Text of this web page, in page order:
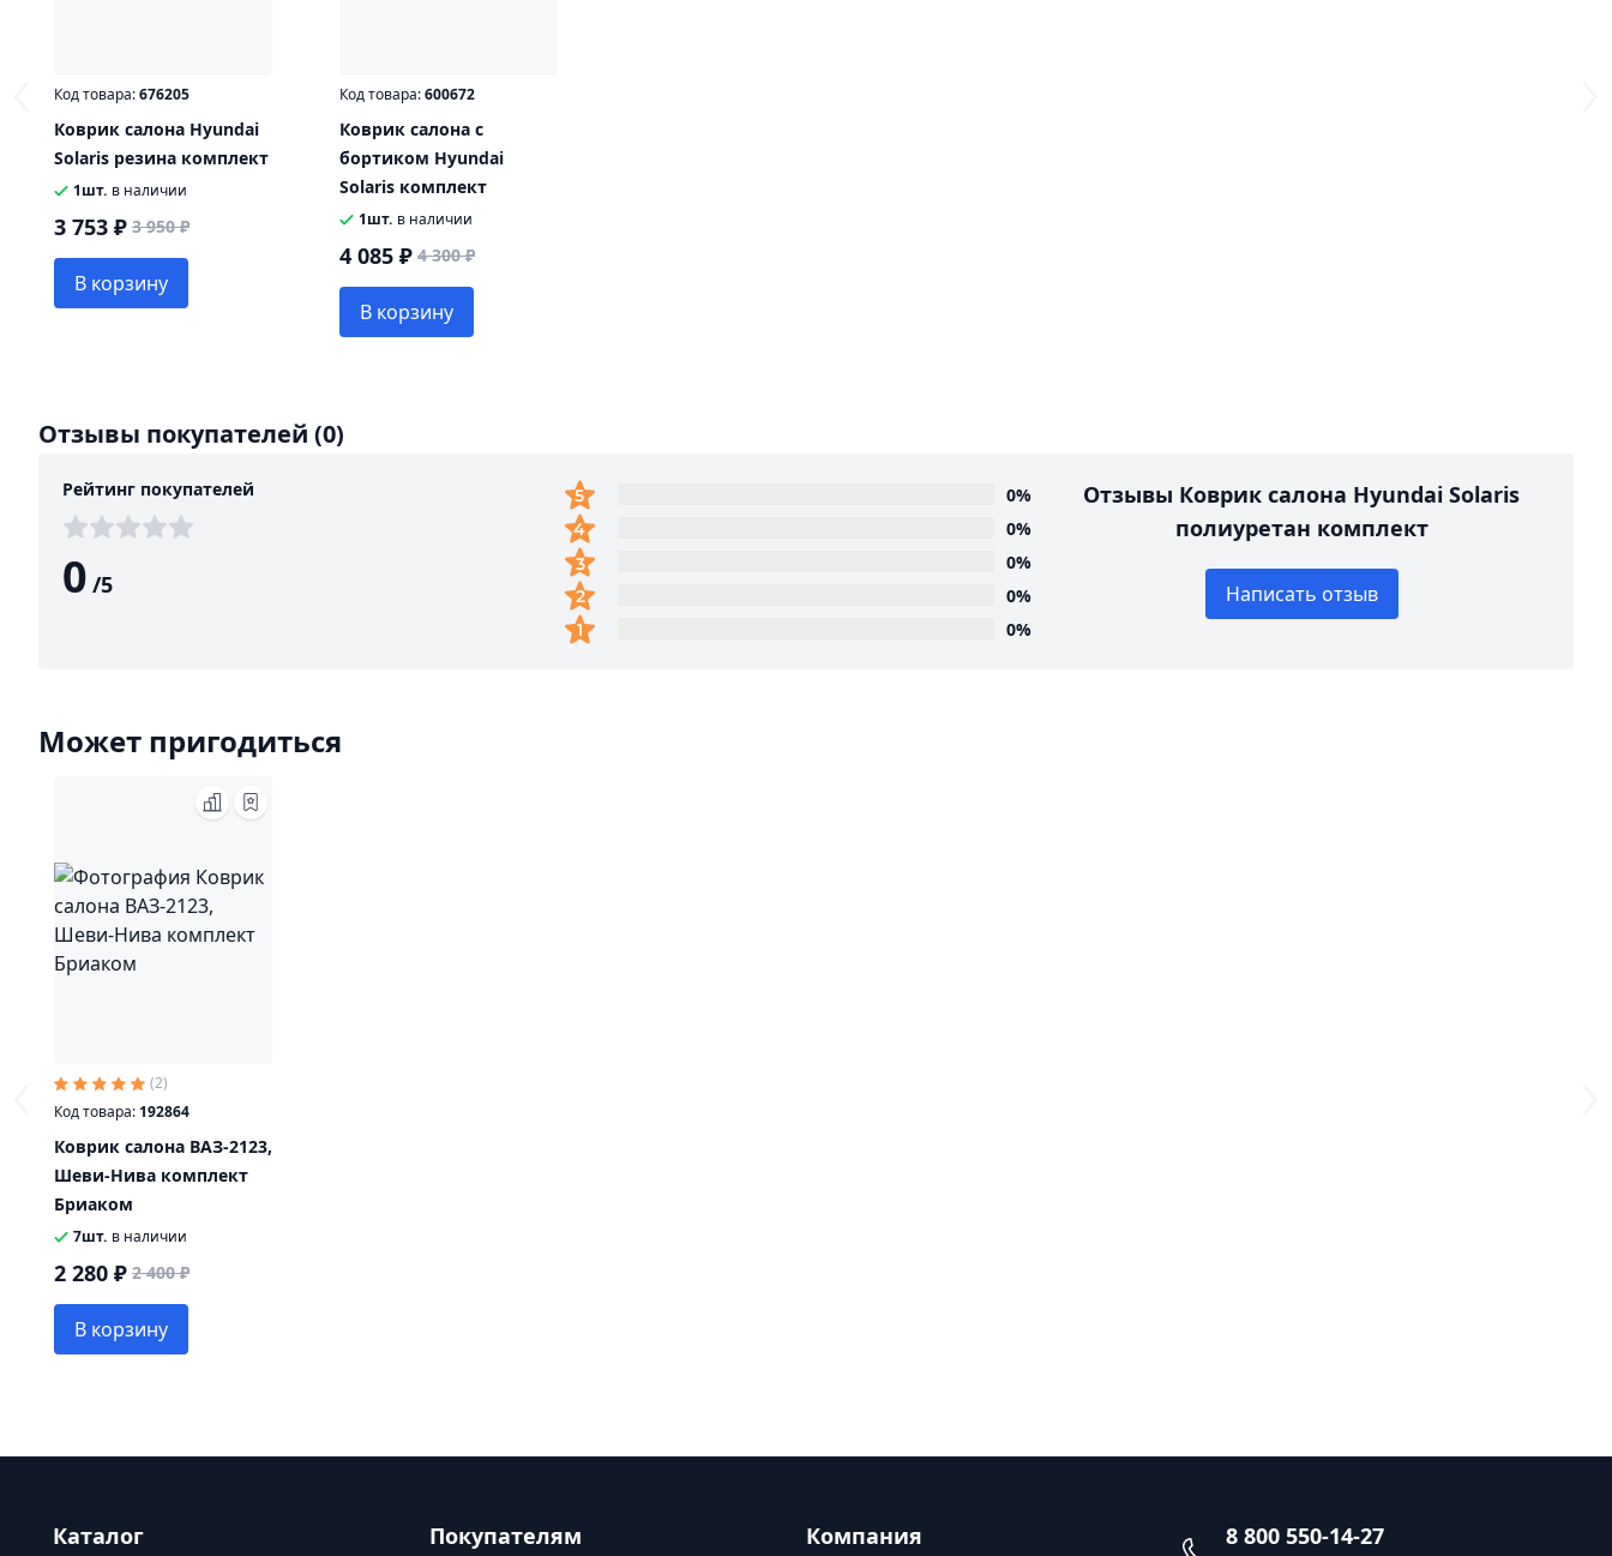
Код товара:676205
Коврик салона Hyundai
Solaris резина комплект
1шт. в наличии
3 753 ₽ 3 950 ₽
В корзину
Код товара:600672
Коврик салона с
бортиком Hyundai
Solaris комплект
1шт. в наличии
4 085 ₽ 4 300 ₽
В корзину
Отзывы покупателей (0)
Рейтинг покупателей
0 /5
0%
0%
0%
0%
0%
Отзывы Коврик салона Hyundai Solaris
полиуретан комплект
Написать отзыв
Может пригодиться
(2)
Код товара: 192864
Коврик салона ВАЗ-2123,
Шеви-Нива комплект
Бриаком
7шт. в наличии
2 280 ₽ 2 400 ₽
В корзину
Каталог Покупателям Компания
8 800 550-14-27